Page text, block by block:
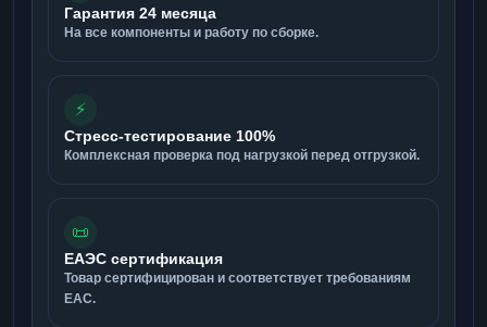
Гарантия 24 месяца
На все компоненты и работу по сборке.
⚡
Стресс-тестирование 100%
Комплексная проверка под нагрузкой перед отгрузкой.
📜
ЕАЭС сертификация
Товар сертифицирован и соответствует требованиям
ЕАС.